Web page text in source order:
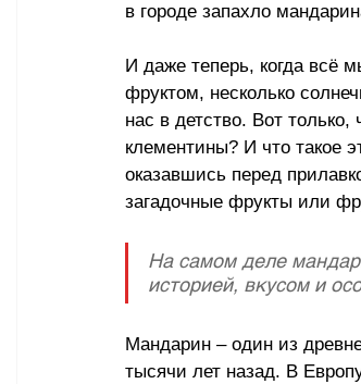
в городе запахло
И даже теперь, когда всё
фруктом, несколько
нас в детство. Вот
клементины? И что такое
оказавшись перед
загадочные фрукты или
На самом деле
историей, вкусом и
Мандарин – один из
тысячи лет назад. В